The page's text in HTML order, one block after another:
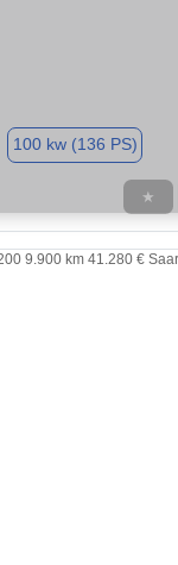
100 kw (136 PS)
★